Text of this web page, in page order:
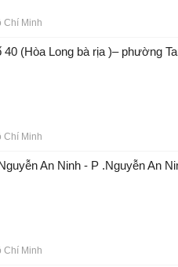
Chí Minh
(Hòa Long bà rịa )– phường
Chí Minh
An Ninh - P .Nguyễn An
Chí Minh